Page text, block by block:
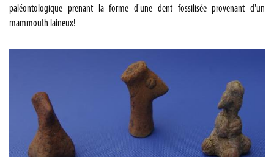
paléontologique prenant la forme d'une dent fossilisée provenant d'un
mammouth laineux!